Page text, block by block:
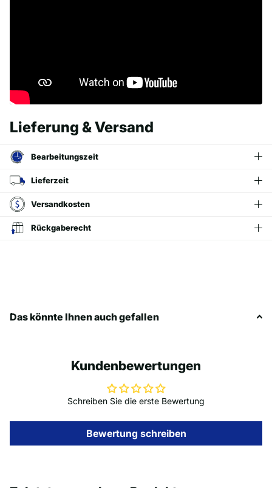
Lieferung & Versand
Bearbeitungszeit
Lieferzeit
Versandkosten
Rückgaberecht
Das könnte Ihnen auch gefallen
Kundenbewertungen
Schreiben Sie die erste Bewertung
Bewertung schreiben